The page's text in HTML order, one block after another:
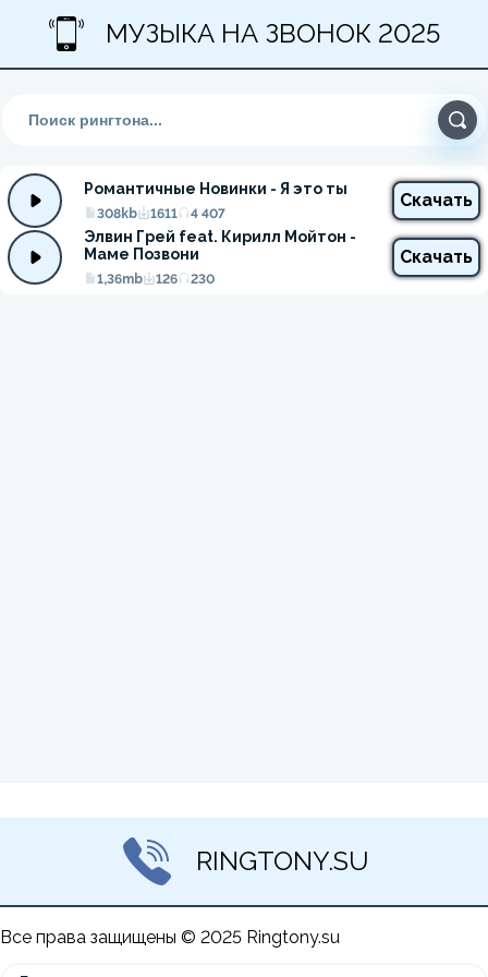
МУЗЫКА НА ЗВОНОК 2025
Романтичные Новинки - Я это ты
308kb 1611 4 407
Скачать
Элвин Грей feat. Кирилл Мойтон -
Маме Позвони
1,36mb 126 230
Скачать
RINGTONY.SU
Все права защищены © 2025 Ringtony.su